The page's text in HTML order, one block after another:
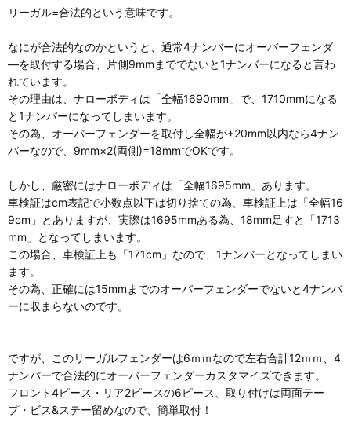
リーガル=合法的という意味です。
なにが合法的なのかというと、通常4ナンバーにオーバーフェンダ
―を取付する場合、片側9mmまででないと1ナンバーになると言わ
れています。
その理由は、ナローボディは「全幅1690mm」で、1710mmになる
と1ナンバーになってしまいます。
その為、オーバーフェンダーを取付し全幅が+20mm以内なら4ナン
バーなので、9mm×2(両側)=18mmでOKです。
しかし、厳密にはナローボディは「全幅1695mm」あります。
車検証はcm表記で小数点以下は切り捨ての為、車検証上は「全幅16
9cm」とありますが、実際は1695mmある為、18mm足すと「1713
mm」となってしまいます。
この場合、車検証上も「171cm」なので、1ナンバーとなってしまい
ます。
その為、正確には15mmまでのオーバーフェンダーでないと4ナンバ
ーに収まらないのです。
ですが、このリーガルフェンダーは6ｍｍなので左右合計12ｍｍ、4
ナンバーで合法的にオーバーフェンダーカスタマイズできます。
フロント4ピース・リア2ピースの6ピース、取り付けは両面テー
プ・ビス&ステー留めなので、簡単取付！